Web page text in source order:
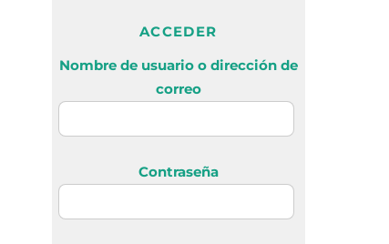
ACCEDER
Nombre de usuario o dirección de
correo
Contraseña